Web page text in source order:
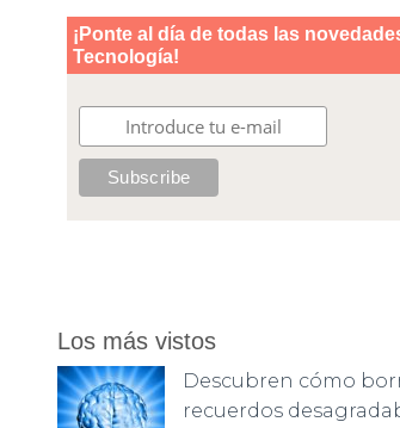
Los más vistos
Descubren cómo
recuerdos